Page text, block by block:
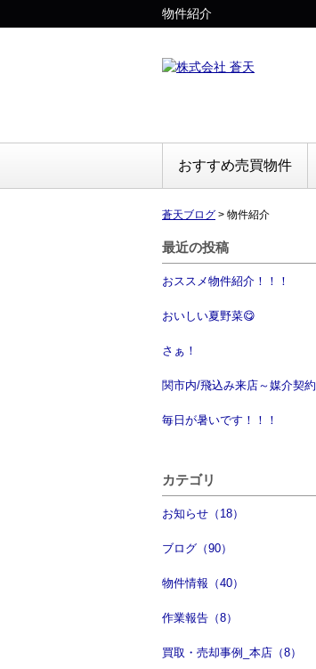
物件紹介
おすすめ売買物件
蒼天ブログ > 物件紹介
最近の投稿
おススメ物件紹介！！！
おいしい夏野菜😋
さぁ！
関市内/飛込み来店～媒介契約
毎日が暑いです！！！
カテゴリ
お知らせ（18）
ブログ（90）
物件情報（40）
作業報告（8）
買取・売却事例_本店（8）